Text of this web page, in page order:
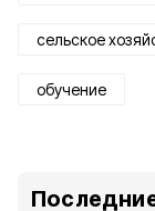
сельское
обучение